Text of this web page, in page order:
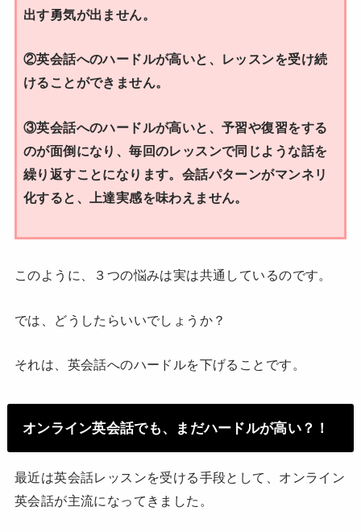
出す勇気が出ません。
②英会話へのハードルが高いと、レッスンを受け続
けることができません。
③英会話へのハードルが高いと、予習や復習をする
のが面倒になり、毎回のレッスンで同じような話を
繰り返すことになります。会話パターンがマンネリ
化すると、上達実感を味わえません。
このように、３つの悩みは実は共通しているのです。
では、どうしたらいいでしょうか？
それは、英会話へのハードルを下げることです。
オンライン英会話でも、まだハードルが高い？！
最近は英会話レッスンを受ける手段として、オンライン
英会話が主流になってきました。